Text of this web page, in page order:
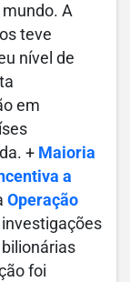
A
teve
nível de
em
+ Maioria
a
Operação
foi